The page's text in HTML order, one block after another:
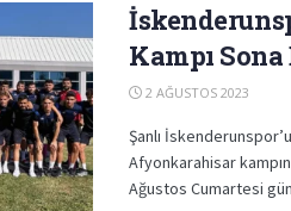
Kampı
2 AĞUSTOS 2023
Şanlı
Afyonkarahisar
Ağustos Cumartesi